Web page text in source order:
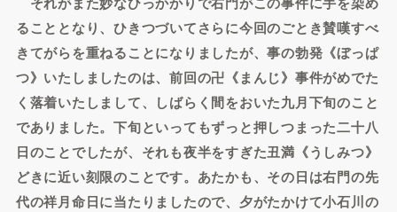
ることとなり、ひきつづいてさらに今回のごとき賛嘆すべ
きてがらを重ねることになりましたが、事の勃発《ぼっぱ
つ》いたしましたのは、前回の卍《まんじ》事件がめでた
く落着いたしまして、しばらく間をおいた九月下旬のこと
でありました。下旬といってもずっと押しつまった二十八
日のことでしたが、それも夜半をすぎた丑満《うしみつ》
どきに近い刻限のことです。あたかも、その日は右門の先
代の祥月命日に当たりましたので、夕がたかけて小石川の